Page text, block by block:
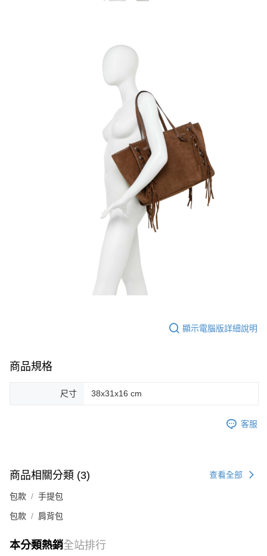
顯示電腦版詳細說明
商品規格
尺寸 38x31x16 cm
客服
商品相關分類 (3) 查看全部
包款 手提包
包款 肩背包
本分類熱銷全站排行